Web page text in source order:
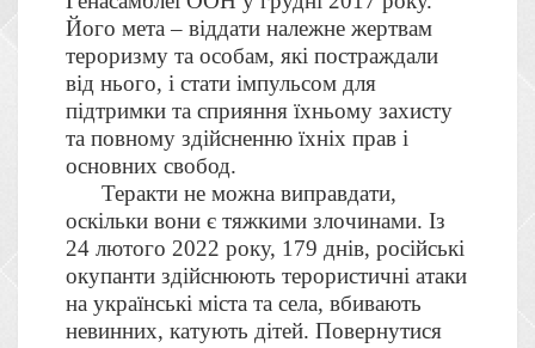
Його мета – віддати належне жертвам
тероризму та особам, які постраждали
від нього, і стати імпульсом для
підтримки та сприяння їхньому захисту
та повному здійсненню їхніх прав і
основних свобод.
Теракти не можна виправдати,
оскільки вони є тяжкими злочинами. Із
24 лютого 2022 року, 179 днів, російські
окупанти здійснюють терористичні атаки
на українські міста та села, вбивають
невинних, катують дітей. Повернутися